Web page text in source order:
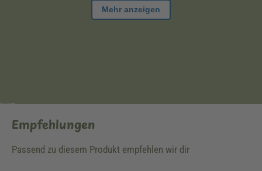
Empfehlungen
Passend zu diesem Produkt empfehlen wir dir